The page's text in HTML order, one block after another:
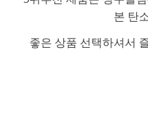
본 탄
좋은 상품 선택하셔서